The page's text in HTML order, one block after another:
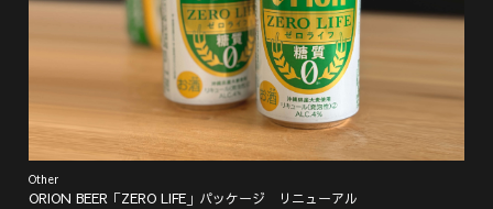
Other
ORION BEER「ZERO LIFE」パッケージ リニューアル